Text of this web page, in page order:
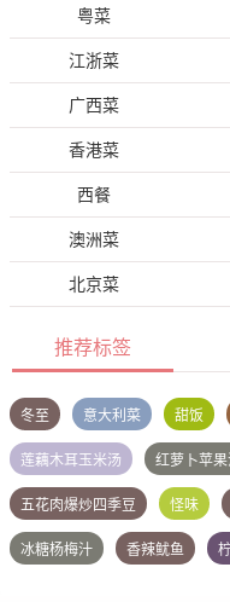
粤菜
江浙菜
广西菜
香港菜
西餐
澳洲菜
北京菜
推荐标签
冬至 意大利菜 甜饭
莲藕木耳玉米汤 红萝卜苹
五花肉爆炒四季豆 怪味
冰糖杨梅汁 香辣鱿鱼